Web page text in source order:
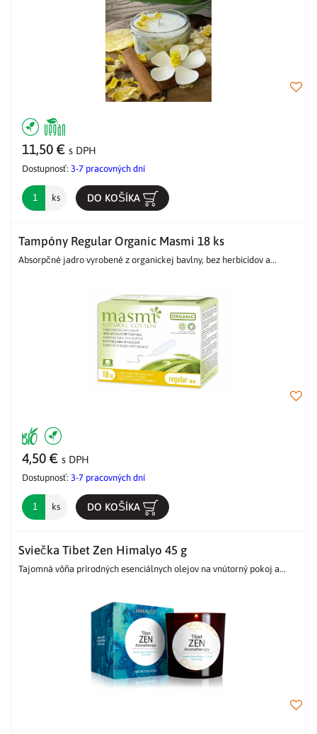
11,50 € s DPH
Dostupnosť: 3-7 pracovných dní
ks DO KOŠÍKA
Tampóny Regular Organic Masmi 18 ks
Absorpčné jadro vyrobené z organickej bavlny, bez herbicídov a...
4,50 € s DPH
Dostupnosť: 3-7 pracovných dní
ks DO KOŠÍKA
Sviečka Tibet Zen Himalyo 45 g
Tajomná vôňa prírodných esenciálnych olejov na vnútorný pokoj a...